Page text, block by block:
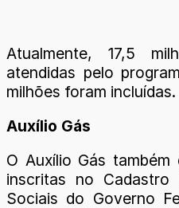
Atualmente, 17,5
atendidas pelo
milhões foram incluídas.
Auxílio Gás
O Auxílio Gás
inscritas no Cadastro
Sociais do Governo